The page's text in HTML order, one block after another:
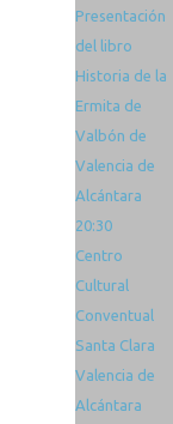
Presentación
del libro
Historia de la
Ermita de
Valbón de
Valencia de
Alcántara
20:30
Centro
Cultural
Conventual
Santa Clara
Valencia de
Alcántara